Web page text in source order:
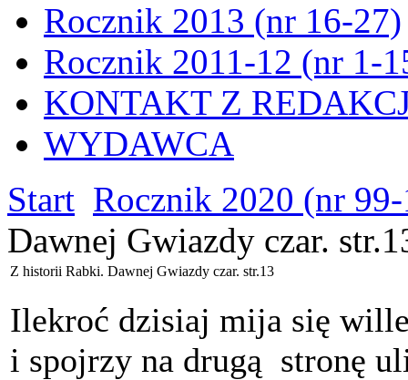
Rocznik 2013 (nr 16-27)
Rocznik 2011-12 (nr 1-
KONTAKT Z
WYDAWCA
Start Rocznik 2020 (nr
Dawnej Gwiazdy czar.
Z historii Rabki. Dawnej Gwiazdy czar. str.13
Ilekroć dzisiaj mija się
i spojrzy na drugą stronę